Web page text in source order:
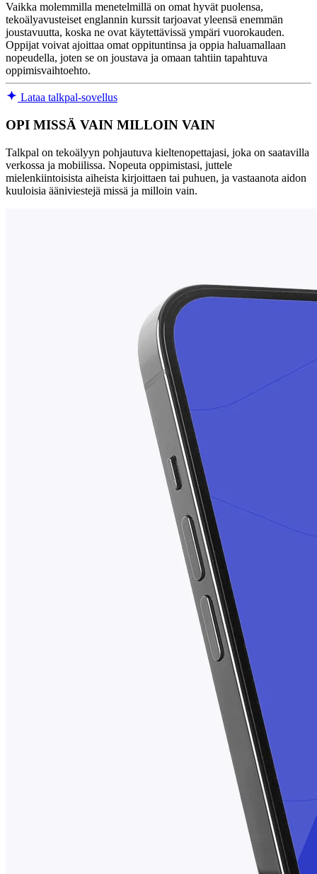
Vaikka molemmilla menetelmillä on omat hyvät puolensa,
tekoälyavusteiset englannin kurssit tarjoavat yleensä enemmän
joustavuutta, koska ne ovat käytettävissä ympäri vuorokauden.
Oppijat voivat ajoittaa omat oppituntinsa ja oppia haluamallaan
nopeudella, joten se on joustava ja omaan tahtiin tapahtuva
oppimisvaihtoehto.
Lataa talkpal-sovellus
OPI MISSÄ VAIN MILLOIN VAIN
Talkpal on tekoälyyn pohjautuva kieltenopettajasi, joka on saatavilla
verkossa ja mobiilissa. Nopeuta oppimistasi, juttele
mielenkiintoisista aiheista kirjoittaen tai puhuen, ja vastaanota aidon
kuuloisia ääniviestejä missä ja milloin vain.